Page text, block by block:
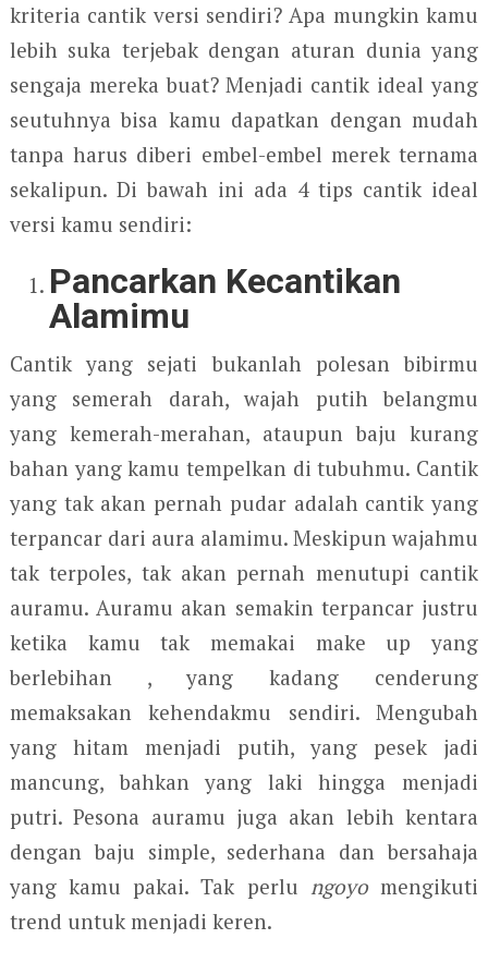
kriteria cantik versi sendiri? Apa mungkin kamu
lebih suka terjebak dengan aturan dunia yang
sengaja mereka buat? Menjadi cantik ideal yang
seutuhnya bisa kamu dapatkan dengan mudah
tanpa harus diberi embel-embel merek ternama
sekalipun. Di bawah ini ada 4 tips cantik ideal
versi kamu sendiri:
Pancarkan Kecantikan
Alamimu
Cantik yang sejati bukanlah polesan bibirmu
yang semerah darah, wajah putih belangmu
yang kemerah-merahan, ataupun baju kurang
bahan yang kamu tempelkan di tubuhmu. Cantik
yang tak akan pernah pudar adalah cantik yang
terpancar dari aura alamimu. Meskipun wajahmu
tak terpoles, tak akan pernah menutupi cantik
auramu. Auramu akan semakin terpancar justru
ketika kamu tak memakai make up yang
berlebihan , yang kadang cenderung
memaksakan kehendakmu sendiri. Mengubah
yang hitam menjadi putih, yang pesek jadi
mancung, bahkan yang laki hingga menjadi
putri. Pesona auramu juga akan lebih kentara
dengan baju simple, sederhana dan bersahaja
yang kamu pakai. Tak perlu ngoyomengikuti
trend untuk menjadi keren.